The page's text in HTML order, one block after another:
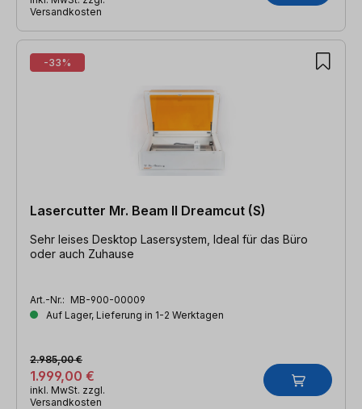
Versandkosten
-33%
Lasercutter Mr. Beam II Dreamcut (S)
Sehr leises Desktop Lasersystem, Ideal für das Büro
oder auch Zuhause
Art.-Nr.: MB-900-00009
Auf Lager, Lieferung in 1-2 Werktagen
1.999,00 €
2.985,00 €
inkl. MwSt. zzgl.
Versandkosten